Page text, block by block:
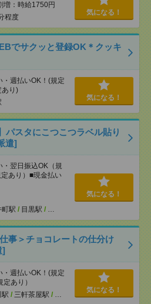
増：時給1750円
程度
気になる！
でサクッと登録OK＊クッキ
週払いOK！(規定
り)
気になる！
パスタにこつこつラベル貼り
遣]
翌日振込OK（規
あり）■現金払い
町駅 / 目黒駅 / …
気になる！
事＞チョコレートの仕分け
]
週払いOK！(規定
あり）
駅 / 三軒茶屋駅 / …
気になる！